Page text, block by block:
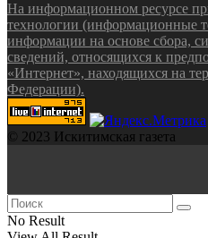
На информационном ресурсе
технологии (информационные
информации на основе сбора,
сведений, относящихся к
«Интернет», находящихся на
Федерации).
© 2023 Искитимская газета
No Result